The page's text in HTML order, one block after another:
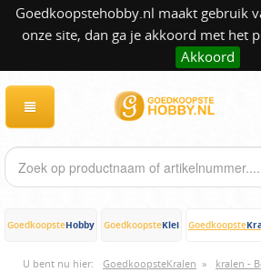
Goedkoopstehobby.nl maakt gebruik
onze site, dan ga je akkoord met het
Akkoord
GoedkoopsteHobby GoedkoopsteKlei Goedkoopste
U bent nu hier: GoedkoopsteKralen » kralen -